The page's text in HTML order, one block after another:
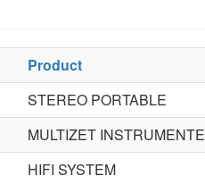
Product
STEREO PORTABLE
MULTIZET INSTRUMENTE
HIFI SYSTEM